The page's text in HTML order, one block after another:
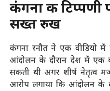
कंगना की टिप्पणी
सख्त रुख
कंगना रनौत ने एक वीडियो में
आंदोलन के दौरान देश में एक
सकती थी अगर शीर्ष नेतृत्व
आरोप लगाया कि आंदोलन के